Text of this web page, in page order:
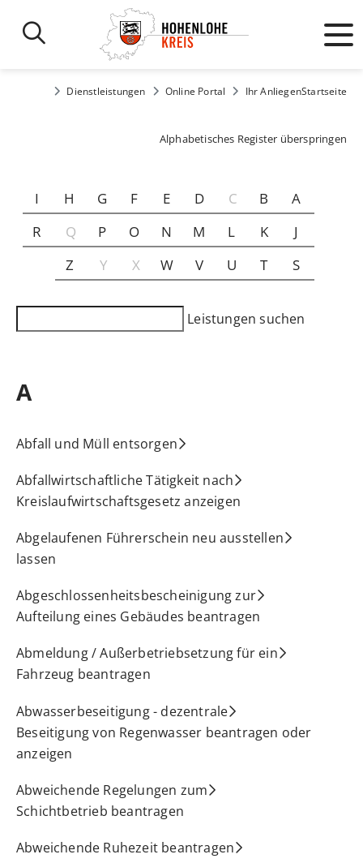
Startseite
Ihr Anliegen
Online Portal
Dienstleistungen
Alphabetisches Register überspringen
A
B
C
D
E
F
G
H
I
J
K
L
M
N
O
P
Q
R
S
T
U
V
W
X
Y
Z
Leistungen suchen
A
Abfall und Müll entsorgen
Abfallwirtschaftliche Tätigkeit nach
Kreislaufwirtschaftsgesetz anzeigen
Abgelaufenen Führerschein neu ausstellen
lassen
Abgeschlossenheitsbescheinigung zur
Aufteilung eines Gebäudes beantragen
Abmeldung / Außerbetriebsetzung für ein
Fahrzeug beantragen
Abwasserbeseitigung - dezentrale
Beseitigung von Regenwasser beantragen oder
anzeigen
Abweichende Regelungen zum
Schichtbetrieb beantragen
Abweichende Ruhezeit beantragen